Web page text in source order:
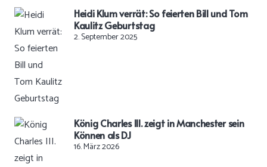
Heidi Klum verrät: So feierten Bill und Tom
Kaulitz Geburtstag
2. September 2025
König Charles III. zeigt in Manchester sein
Können als DJ
16. März 2026